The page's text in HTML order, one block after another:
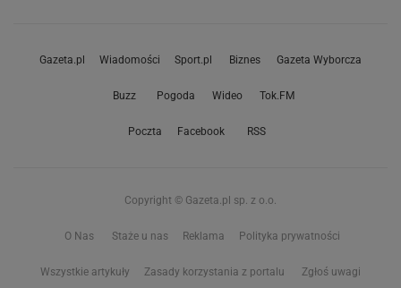
Gazeta.pl Wiadomości Sport.pl Biznes Gazeta Wyborcza
Buzz Pogoda Wideo Tok.FM
Poczta Facebook RSS
Copyright © Gazeta.pl sp. z o.o.
O Nas Staże u nas Reklama Polityka prywatności
Wszystkie artykuły Zasady korzystania z portalu Zgłoś uwagi